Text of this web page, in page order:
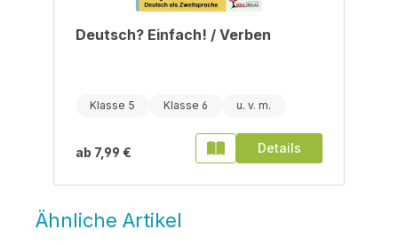
Deutsch? Einfach! / Verben
Klasse 5 Klasse 6
ab 7,99 € Details
Ähnliche Artikel